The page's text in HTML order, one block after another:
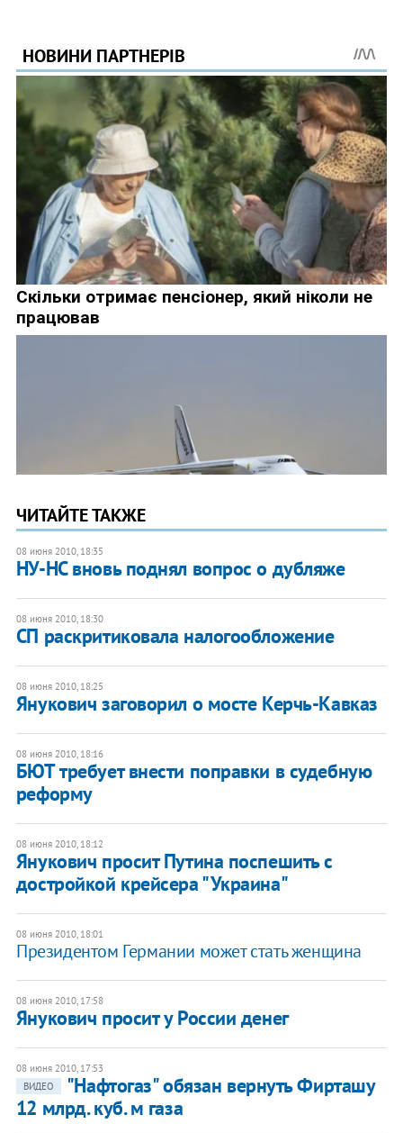
ЧИТАЙТЕ ТАКЖЕ
08 июня 2010, 18:35
НУ-НС вновь поднял вопрос о дубляже
08 июня 2010, 18:30
СП раскритиковала налогообложение
08 июня 2010, 18:25
Янукович заговорил о мосте Керчь-Кавказ
08 июня 2010, 18:16
БЮТ требует внести поправки в судебную
реформу
08 июня 2010, 18:12
Янукович просит Путина поспешить с
достройкой крейсера "Украина"
08 июня 2010, 18:01
Президентом Германии может стать женщина
08 июня 2010, 17:58
Янукович просит у России денег
08 июня 2010, 17:53
ВИДЕО
"Нафтогаз" обязан вернуть Фирташу
12 млрд. куб. м газа